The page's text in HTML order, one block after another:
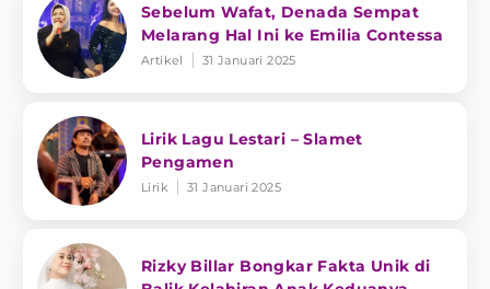
Sebelum Wafat, Denada Sempat
Melarang Hal Ini ke Emilia Contessa
Artikel 31 Januari 2025
Lirik Lagu Lestari – Slamet
Pengamen
Lirik 31 Januari 2025
Rizky Billar Bongkar Fakta Unik di